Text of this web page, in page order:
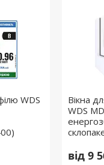
WDS
Вікна
WDS
від 9